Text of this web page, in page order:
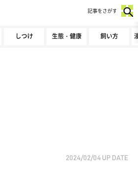
しつけ 生態・健康 飼い方
記事をさがす
2024/02/04 UP DATE